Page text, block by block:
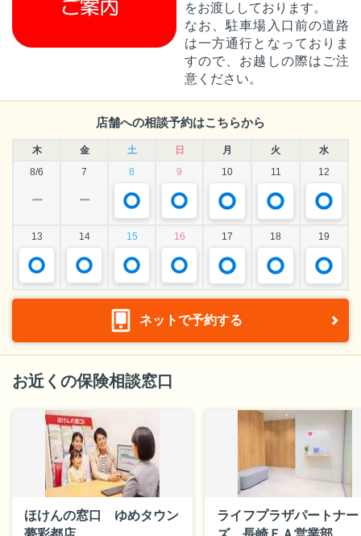
をお渡ししております。
なお、駐車場入口前の道路
は一方通行となっておりま
すので、お越しの際はご注
意ください。
店舗への相談予約はこちらから
木 金 土 日 月 火
水
8/6
7 8 9 10 11 12
ー ー
13 14 15 16 17 18 19
ネットで予約する
お近くの保険相談窓口
ほけんの窓口 ゆめタウン
ライフプラザパートナー